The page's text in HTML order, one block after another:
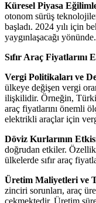
Küresel Piyasa
otonom sürüş
başladı. 2024 yılı için
yaygınlaşacağı yönünde.
Sıfır Araç Fiyatlarını
Vergi Politikaları ve
ülkeye değişen vergi
ilişkilidir. Örneğin,
araç fiyatlarını önemli
elektrikli araçlar için
Döviz Kurlarının
doğrudan etkiler.
ülkelerde sıfır araç
Üretim Maliyetleri ve
zinciri sorunları, araç
çekmektedir. Üretim